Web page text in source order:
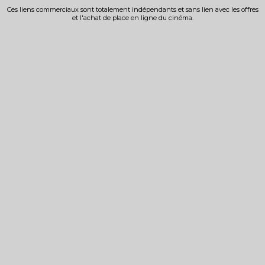
Ces liens commerciaux sont totalement indépendants et sans lien avec les offres
et l'achat de place en ligne du cinéma.